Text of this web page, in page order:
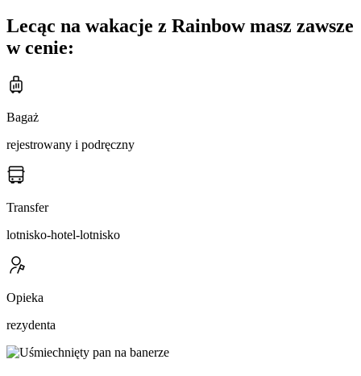
Lecąc na wakacje z Rainbow masz zawsze
w cenie:
Bagaż
rejestrowany i podręczny
Transfer
lotnisko-hotel-lotnisko
Opieka
rezydenta